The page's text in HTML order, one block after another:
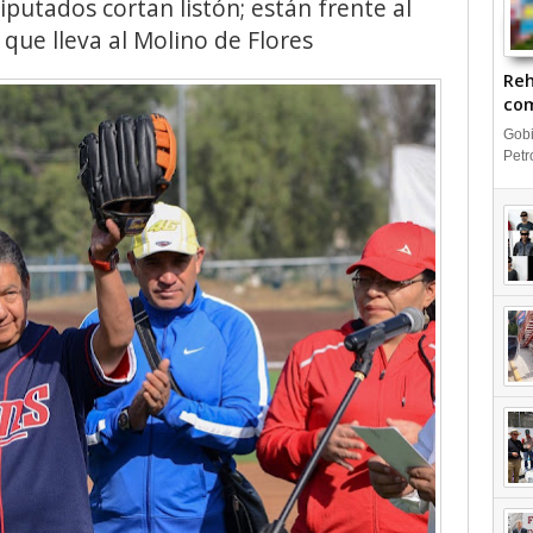
cortan listón; están frente al
lleva al Molino de Flores